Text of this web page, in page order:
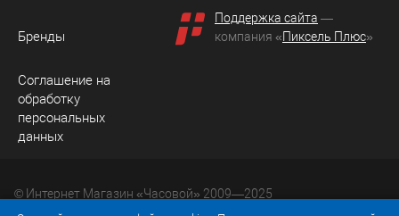
Бренды
Соглашение на
обработку
персональных
данных
Поддержка сайта —
компания «Пиксель Плюс»
© Интернет Магазин «Часовой» 2009—2025
Юридический адрес: 214036 Россия, г. Смоленск, ул.